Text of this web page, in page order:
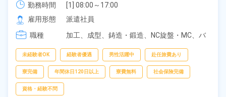
タグ 選択してください
ド
勤務時間
[1] 08:00～17:00
[2] 20:00～05:00
雇用形態
派遣社員
職種
加工、 成型、 鋳造・鍛造、 NC旋盤・MC、 バ
未経験者OK 経験者優遇 男性活躍中 赴任旅費あり
寮完備 年間休日120日以上 寮費無料 社会保険完備
資格・経験不問